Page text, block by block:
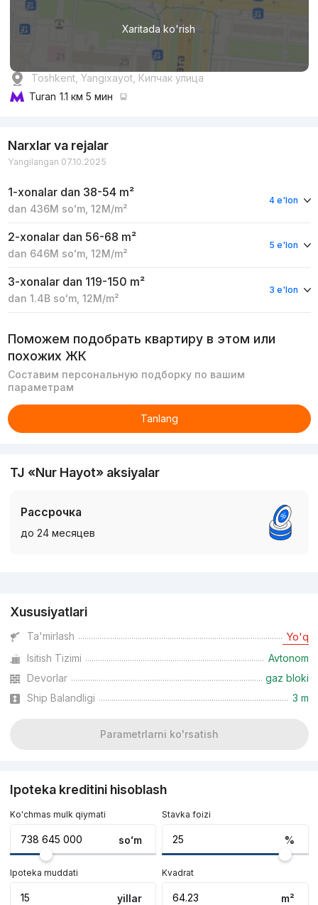
Xaritada ko'rish
Toshkent, Yangixayot, Кипчак улица
Turan 1.1 км 5 мин
Narxlar va rejalar
Yangilangan 07.10.2025
1-xonalar dan 38-54 m²
dan 436M soʻm, 12M/m²
4 e'lon
2-xonalar dan 56-68 m²
dan 646M soʻm, 12M/m²
5 e'lon
3-xonalar dan 119-150 m²
dan 1.4B soʻm, 12M/m²
3 e'lon
Поможем подобрать квартиру в этом или
похожих ЖК
Составим персональную подборку по вашим
параметрам
Tanlang
TJ «Nur Hayot» aksiyalar
Рассрочка
до 24 месяцев
Xususiyatlari
Ta'mirlash Yo'q
Isitish Tizimi
Avtonom
Devorlar
gaz bloki
Ship Balandligi
3 m
Parametrlarni ko'rsatish
Ipoteka kreditini hisoblash
Ko'chmas mulk qiymati
soʻm
Ipoteka muddati
yillar
Stavka foizi
%
Kvadrat
m²